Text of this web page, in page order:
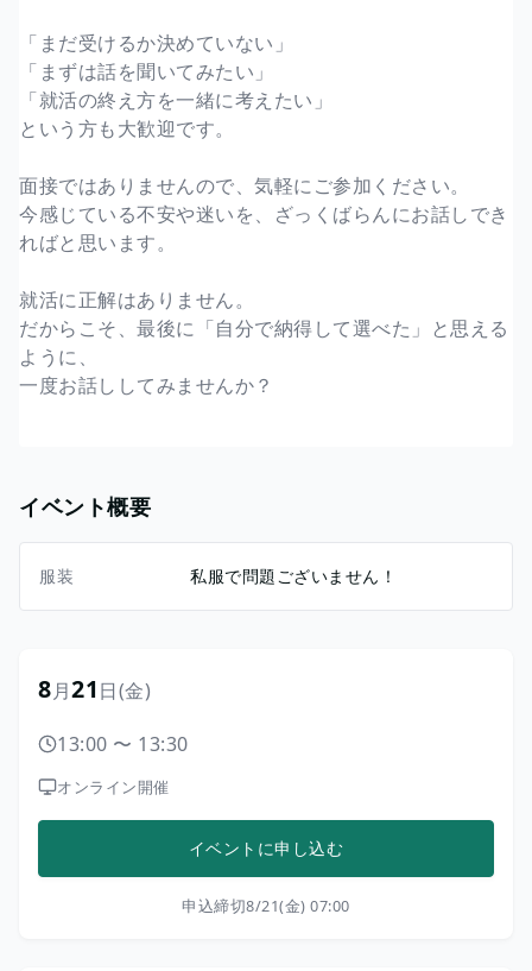
「まだ受けるか決めていない」
「まずは話を聞いてみたい」
「就活の終え方を一緒に考えたい」
という方も大歓迎です。
面接ではありませんので、気軽にご参加ください。
今感じている不安や迷いを、ざっくばらんにお話しでき
ればと思います。
就活に正解はありません。
だからこそ、最後に「自分で納得して選べた」と思える
ように、
一度お話ししてみませんか？
イベント概要
服装 私服で問題ございません！
8月21日(金)
13:00 〜 13:30
オンライン開催
イベントに申し込む
申込締切8/21(金) 07:00